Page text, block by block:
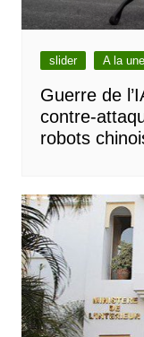
slider A la une
Guerre de
contre-
robots